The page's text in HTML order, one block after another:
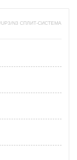
UP3/N3 СПЛИТ-СИСТЕМА